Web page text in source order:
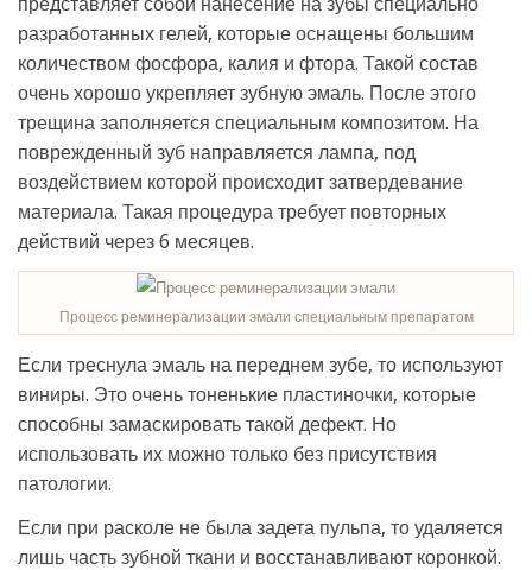
разработанных гелей, которые оснащены большим
количеством фосфора, калия и фтора. Такой состав
очень хорошо укрепляет зубную эмаль. После этого
трещина заполняется специальным композитом. На
поврежденный зуб направляется лампа, под
воздействием которой происходит затвердевание
материала. Такая процедура требует повторных
действий через 6 месяцев.
Процесс реминерализации эмали специальным препаратом
Если треснула эмаль на переднем зубе, то используют
виниры. Это очень тоненькие пластиночки, которые
способны замаскировать такой дефект. Но
использовать их можно только без присутствия
патологии.
Если при расколе не была задета пульпа, то удаляется
лишь часть зубной ткани и восстанавливают коронкой.